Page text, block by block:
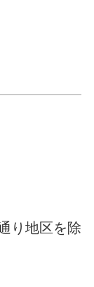
り地区を除